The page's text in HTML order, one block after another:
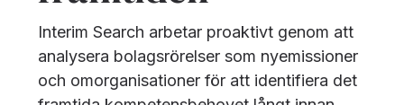
Interim Search arbetar proaktivt genom att
analysera bolagsrörelser som nyemissioner
och omorganisationer för att identifiera det